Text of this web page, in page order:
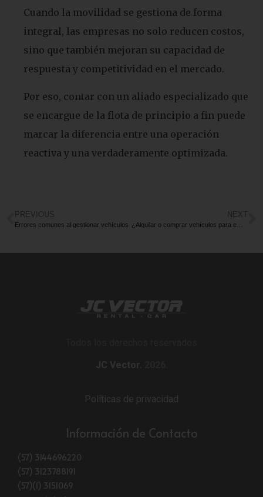
Cuando la movilidad se gestiona de forma
integral, las empresas no solo reducen costos,
sino que también mejoran su capacidad de
respuesta y competitividad en el mercado.
Por eso, contar con un aliado especializado que
se encargue de la flota de principio a fin puede
marcar la diferencia entre una operación
reactiva y una verdaderamente optimizada.
PREVIOUS
Errores comunes al gestionar vehículos
NEXT
JC Vector.
Políticas de privacidad
Información de Contacto
(57) 3144696220
(57) 3123788191
(57)(1) 3151069